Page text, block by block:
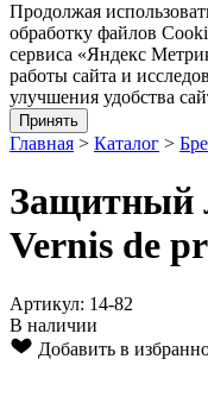
Продолжая
обработку файлов
сервиса «Яндекс
работы сайта и
улучшения удобства
Принять
Главная > Каталог >
Защитный
Vernis de
Артикул: 14-82
В наличии
Добавить в